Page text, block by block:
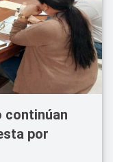
continúan
por